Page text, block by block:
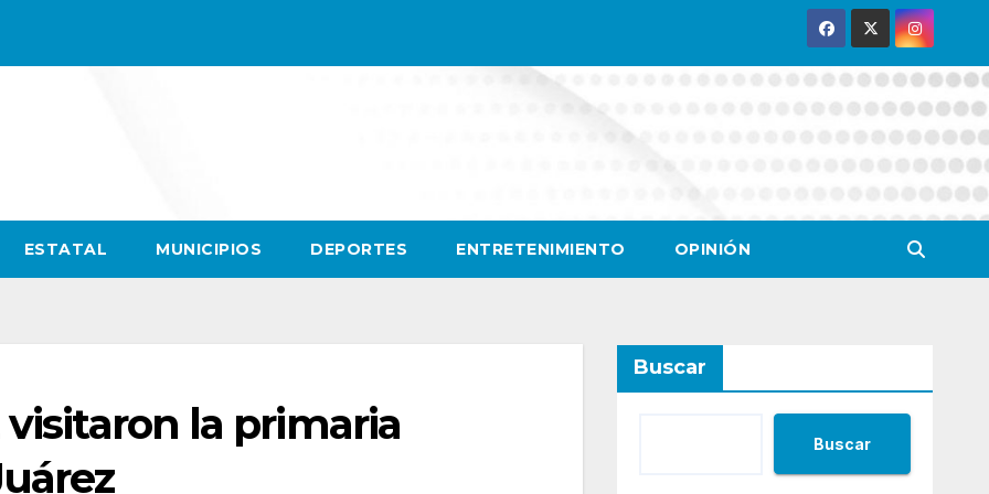
ESTATAL MUNICIPIOS DEPORTES ENTRETENIMIENTO OPINIÓN
la primaria
Buscar
Buscar